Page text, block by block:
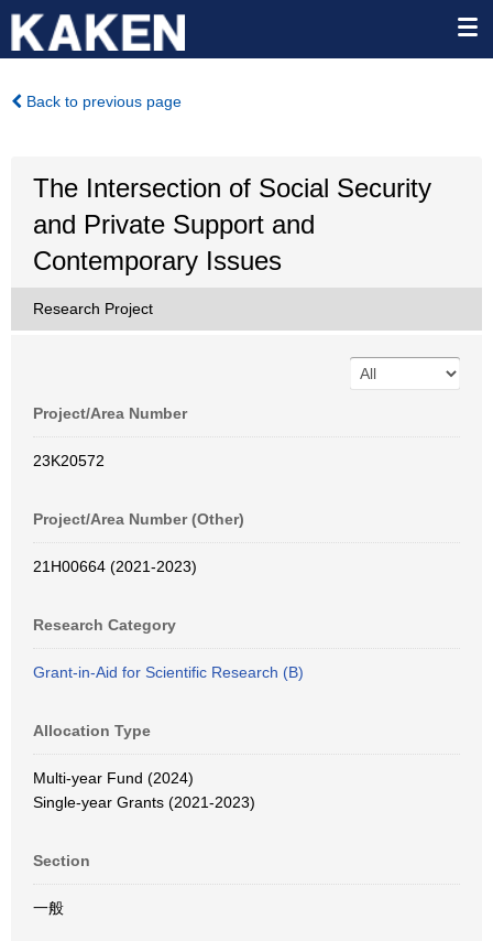
Back to previous page
The Intersection of Social Security
and Private Support and
Contemporary Issues
Research Project
Project/Area Number
23K20572
Project/Area Number (Other)
21H00664 (2021-2023)
Research Category
Grant-in-Aid for Scientific Research (B)
Allocation Type
Multi-year Fund (2024)
Single-year Grants (2021-2023)
Section
一般